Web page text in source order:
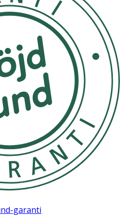
huden noggrant.
de områden där du vill ta bort
och dra med små, korta och
Dra inte bladet
ställe. Efter avslutad
noggrant.
utsätt ej för direkt solljus
garanti